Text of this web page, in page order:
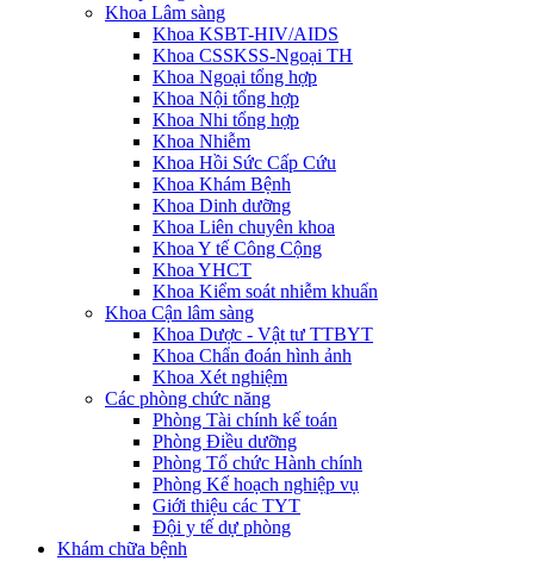
Khoa Lâm sàng
Khoa KSBT-HIV/AIDS
Khoa CSSKSS-Ngoại TH
Khoa Ngoại tổng hợp
Khoa Nội tổng hợp
Khoa Nhi tổng hợp
Khoa Nhiễm
Khoa Hồi Sức Cấp Cứu
Khoa Khám Bệnh
Khoa Dinh dưỡng
Khoa Liên chuyên khoa
Khoa Y tế Công Cộng
Khoa YHCT
Khoa Kiểm soát nhiễm khuẩn
Khoa Cận lâm sàng
Khoa Dược - Vật tư TTBYT
Khoa Chẩn đoán hình ảnh
Khoa Xét nghiệm
Các phòng chức năng
Phòng Tài chính kế toán
Phòng Điều dưỡng
Phòng Tổ chức Hành chính
Phòng Kế hoạch nghiệp vụ
Giới thiệu các TYT
Đội y tế dự phòng
Khám chữa bệnh